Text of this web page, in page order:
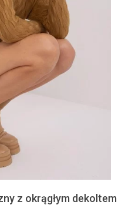
z okrągłym dekoltem